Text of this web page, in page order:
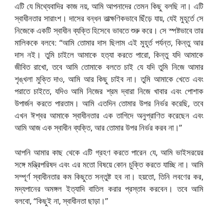
এটি যে মিথ্যেবাদির কাজ নয়, আমি আপনাদের তেমন কিছু বলছি না। এটি
স্বাধীনতার সারাংশ। দাসের বন্ধন তাত্ক্ষণিকভাবে ছিঁড়ে যায়, যেই মুহূর্তে সে
নিজেকে একটি স্বাধীন ব্যক্তি হিসেবে ভাবতে শুরু করে। সে স্পষ্টভাবে তার
মালিককে বলবে: “আমি তোমার দাস ছিলাম এই মুহূর্ত পর্যন্ত, কিন্তু আর
দাস নই। তুমি চাইলে আমাকে হত্যা করতে পারো, কিন্তু যদি আমাকে
জীবিত রাখো, তবে আমি তোমাকে বলতে চাই যে যদি তুমি নিজে আমার
শৃঙ্খলা মুক্তি দাও, আমি আর কিছু চাইব না। তুমি আমাকে খেতে এবং
পরাতে চাইতে, যদিও আমি নিজের শ্রম দ্বারা নিজে খাবার এবং পোশাক
উপার্জন করতে পারতাম। আমি এতদিন তোমার উপর নির্ভর করেছি, তবে
এখন ঈশ্বর আমাকে স্বাধীনতার এক তাগিদে অনুপ্রাণিত করেছেন এবং
আমি আজ এক স্বাধীন ব্যক্তি, আর তোমার উপর নির্ভর করব না।”
আপনি আমার কাছ থেকে এটি গ্রহণ করতে পারেন যে, আমি ভাইসরয়ের
সঙ্গে মন্ত্রিপরিষদ এবং এর মতো বিষয়ে কোন চুক্তি করতে যাচ্ছি না। আমি
সম্পূর্ণ স্বাধীনতার কম কিছুতে সন্তুষ্ট হব না। হয়তো, তিনি লবণের কর,
মদ্যপানের অমঙ্গল ইত্যাদি বাতিল করার প্রস্তাব করবেন। তবে আমি
বলবো, “কিছুই না, স্বাধীনতা ছাড়া।”